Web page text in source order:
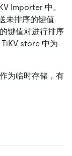
Importer 中。
未排序的键值
键值对进行排序
store 中为
作为临时存储，有